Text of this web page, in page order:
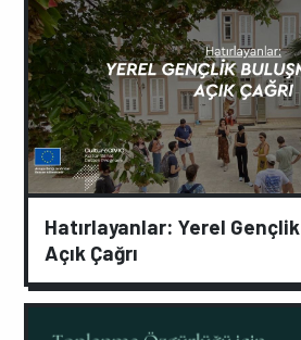
Hatırlayanlar: Yerel
Açık Çağrı